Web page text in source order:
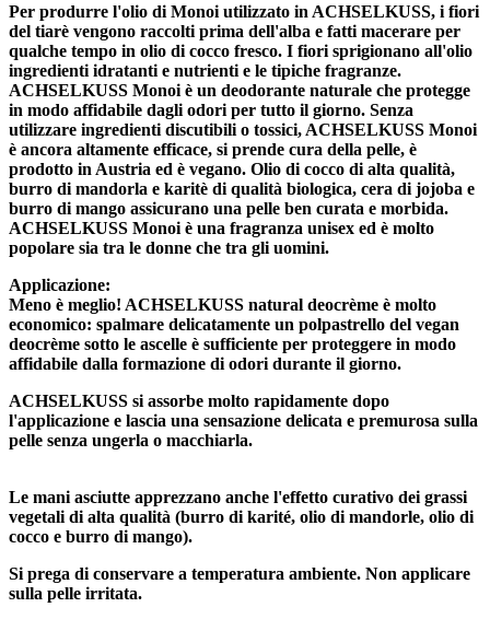
Per produrre l'olio di Monoi utilizzato in ACHSELKUSS, i fiori
del tiarè vengono raccolti prima dell'alba e fatti macerare per
qualche tempo in olio di cocco fresco. I fiori sprigionano all'olio
ingredienti idratanti e nutrienti e le tipiche fragranze.
ACHSELKUSS Monoi è un deodorante naturale che protegge
in modo affidabile dagli odori per tutto il giorno. Senza
utilizzare ingredienti discutibili o tossici, ACHSELKUSS Monoi
è ancora altamente efficace, si prende cura della pelle, è
prodotto in Austria ed è vegano. Olio di cocco di alta qualità,
burro di mandorla e karitè di qualità biologica, cera di jojoba e
burro di mango assicurano una pelle ben curata e morbida.
ACHSELKUSS Monoi è una fragranza unisex ed è molto
popolare sia tra le donne che tra gli uomini.
Applicazione:
Meno è meglio! ACHSELKUSS natural deocrème è molto
economico: spalmare delicatamente un polpastrello del vegan
deocrème sotto le ascelle è sufficiente per proteggere in modo
affidabile dalla formazione di odori durante il giorno.
ACHSELKUSS si assorbe molto rapidamente dopo
l'applicazione e lascia una sensazione delicata e premurosa sulla
pelle senza ungerla o macchiarla.
Le mani asciutte apprezzano anche l'effetto curativo dei grassi
vegetali di alta qualità (burro di karité, olio di mandorle, olio di
cocco e burro di mango).
Si prega di conservare a temperatura ambiente. Non applicare
sulla pelle irritata.